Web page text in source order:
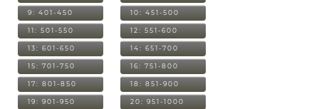
9: 401-450 10: 451-500
11: 501-550 12: 551-600
13: 601-650 14: 651-700
15: 701-750 16: 751-800
17: 801-850 18: 851-900
19: 901-950 20: 951-1000